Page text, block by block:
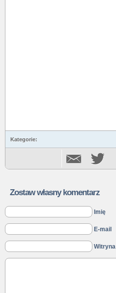
Kategorie:
Zostaw własny komentarz
Imię
E-mail
Witryna